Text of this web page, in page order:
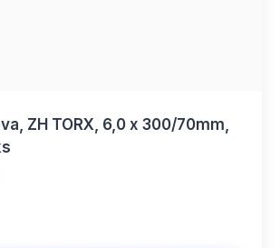
ZH TORX, 6,0 x 300/70mm,